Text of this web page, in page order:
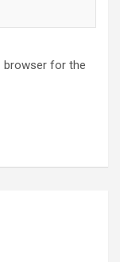
browser for the